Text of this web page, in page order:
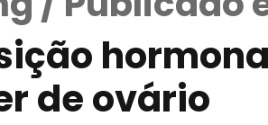
de ovário